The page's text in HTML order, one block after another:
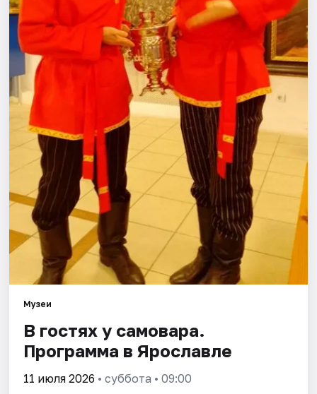
Города
Площадки
Артисты
Рейтинги
Музеи
В гостях у самовара.
Программа в Ярославле
11 июля 2026 • суббота • 09:00